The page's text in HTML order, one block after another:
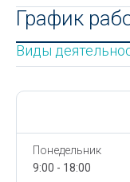
График
Виды
Понедельник
9:00 - 18:00